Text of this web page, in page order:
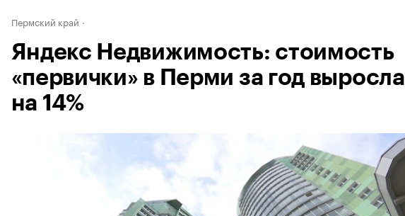
Пермский край
Яндекс Недвижимость: стоимость
«первички» в Перми за год выросла
на 14%